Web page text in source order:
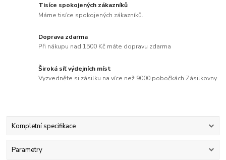
Tisíce spokojených zákazníků
Máme tisíce spokojených zákazníků.
Doprava zdarma
Při nákupu nad 1500 Kč máte dopravu zdarma
Široká síť výdejních míst
Vyzvedněte si zásilku na více než 9000 pobočkách Zásilkovny
Kompletní specifikace
Parametry